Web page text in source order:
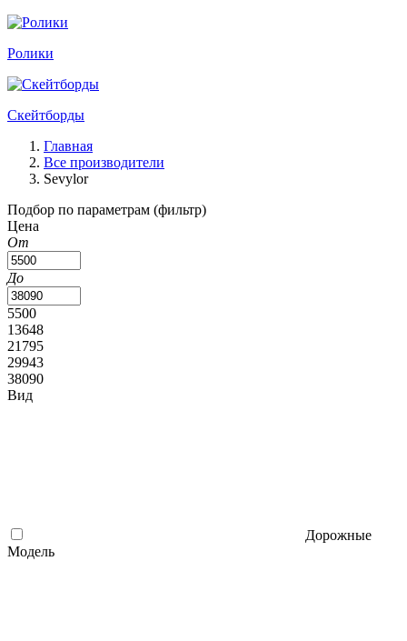
Ролики
Скейтборды
Главная
Все производители
Sevylor
Подбор по параметрам (фильтр)
Цена
От
До
5500
13648
21795
29943
38090
Вид
Дорожные
Модель